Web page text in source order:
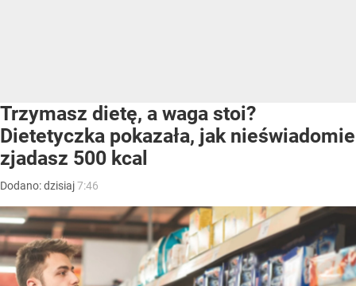
Trzymasz dietę, a waga stoi?
Dietetyczka pokazała, jak nieświadomie
zjadasz 500 kcal
Dodano:dzisiaj7:46